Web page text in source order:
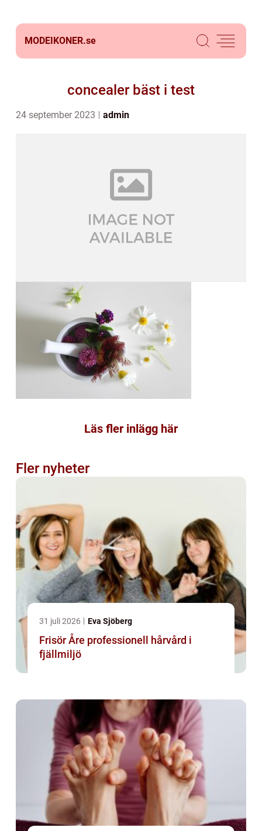
MODEIKONER.se
concealer bäst i test
24 september 2023 admin
Läs fler inlägg här
Fler nyheter
31 juli 2026 Eva Sjöberg
Frisör Åre professionell hårvård i
fjällmiljö